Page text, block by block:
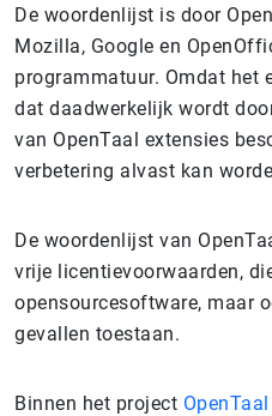
De woordenlijst is door
Mozilla, Google en
programmatuur. Omdat het
dat daadwerkelijk wordt
van OpenTaal extensies
verbetering alvast kan
De woordenlijst van
vrije licentievoorwaarden,
opensourcesoftware, maar
gevallen toestaan.
Binnen het project OpenTaal